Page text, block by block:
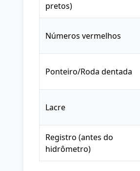
pretos)
Números vermelhos
Ponteiro/Roda dentada
Lacre
Registro (antes do
hidrômetro)